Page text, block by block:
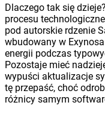
Dlaczego tak się
procesu
pod autorskie rdzenie
wbudowany w
energii podczas
Pozostaje mieć
wypuści aktualizacje
tę przepaść, choć
różnicy samym